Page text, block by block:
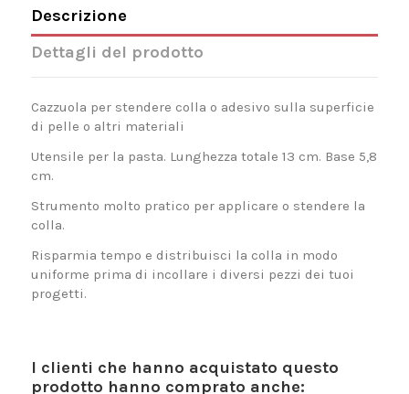
Descrizione
Dettagli del prodotto
Cazzuola per stendere colla o adesivo sulla superficie
di pelle o altri materiali
Utensile per la pasta. Lunghezza totale 13 cm. Base 5,8
cm.
Strumento molto pratico per applicare o stendere la
colla.
Risparmia tempo e distribuisci la colla in modo
uniforme prima di incollare i diversi pezzi dei tuoi
progetti.
I clienti che hanno acquistato questo
prodotto hanno comprato anche: